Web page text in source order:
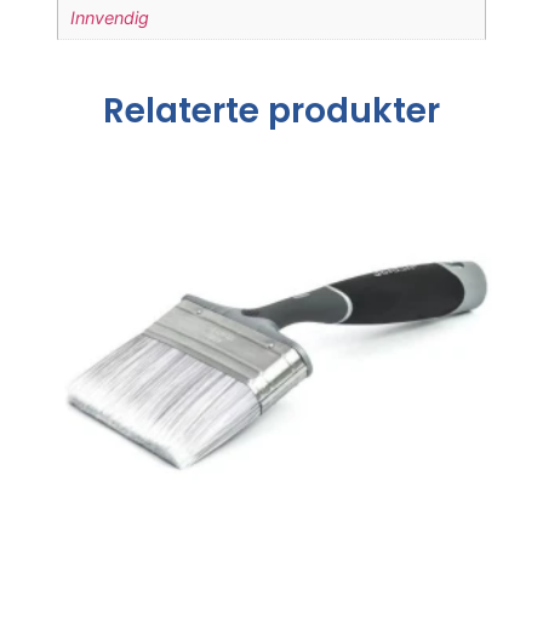
Innvendig
Relaterte produkter